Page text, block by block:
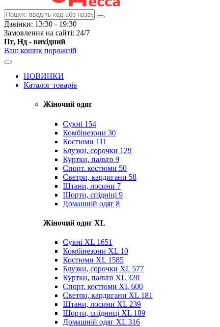
Дзвінки: 13:30 - 19:30
Замовлення на сайті: 24/7
Пт, Нд - вихідний
Ваш кошик порожній
НОВИНКИ
Каталог товарів
Жіночий одяг
Сукні 154
Комбінезони 30
Костюми 111
Блузки, сорочки 129
Куртки, пальто 9
Спорт. костюми 50
Светри, кардигани 58
Штани, лосини 7
Шорти, спідніці 9
Домашній одяг 8
Жіночий одяг XL
Cукні XL 1651
Комбінезони XL 10
Костюми XL 1585
Блузки, сорочки XL 577
Куртки, пальто XL 320
Спорт. костюми XL 600
Светри, кардигани XL 181
Штани, лосини XL 239
Шорти, спідниці XL 189
Домашній одяг XL 316